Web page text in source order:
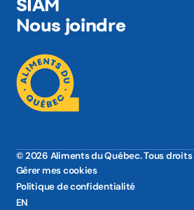
SIAM
Nous joindre
© 2026 Aliments du Québec. Tous droits
Gérer mes cookies
Politique de confidentialité
EN